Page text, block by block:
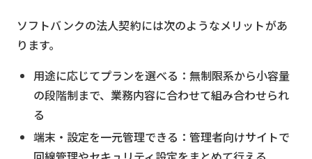
ソフトバンクの法人契約には次のようなメリットがあ
ります。
用途に応じてプランを選べる：無制限系から小容量
の段階制まで、業務内容に合わせて組み合わせられ
る
端末・設定を一元管理できる：管理者向けサイトで